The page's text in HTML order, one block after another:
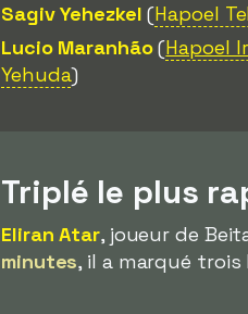
Sagiv Yehezkel (Hapoel
Lucio Maranhão(Hapoel
Yehuda)
Triplé le plus
Eliran Atar, joueur de
minutes, il a marqué